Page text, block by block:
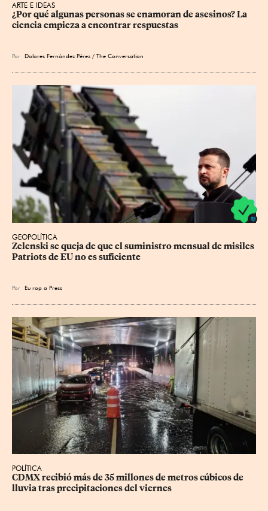
ARTE E IDEAS
¿Por qué algunas personas se enamoran de asesinos? La
ciencia empieza a encontrar respuestas
Por Dolores Fernández Pérez / The Conversation
GEOPOLÍTICA
Zelenski se queja de que el suministro mensual de misiles
Patriots de EU no es suficiente
Por Eu rop a Press
POLÍTICA
CDMX recibió más de 35 millones de metros cúbicos de
lluvia tras precipitaciones del viernes